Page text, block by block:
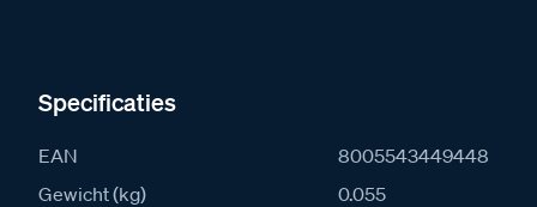
Specificaties
EAN
8005543449448
Gewicht (kg)
0.055